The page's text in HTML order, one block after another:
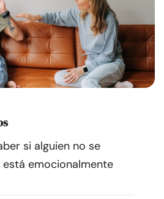
si alguien no se
emocionalmente